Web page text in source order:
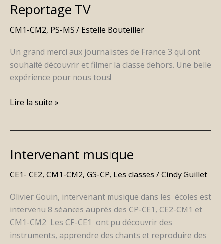
Reportage TV
CM1-CM2, PS-MS / Estelle Bouteiller
Un grand merci aux journalistes de France 3 qui ont
souhaité découvrir et filmer la classe dehors. Une belle
expérience pour nous tous!
Lire la suite »
Intervenant musique
CE1- CE2, CM1-CM2, GS-CP, Les classes /Cindy Guillet
Olivier Gouin, intervenant musique dans les écoles est
intervenu 8 séances auprès des CP-CE1, CE2-CM1 et
CM1-CM2 Les CP-CE1 ont pu découvrir des
instruments, apprendre des chants et reproduire des
Intervenant